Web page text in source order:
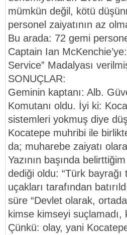
mümkün değil, kötü
personel zaiyatının az
Bu arada: 72 gemi
Captain Ian
Service” Madalyası
SONUÇLAR:
Geminin kaptanı: Alb.
Komutanı oldu. İyi ki:
sistemleri yokmuş diye
Kocatepe muhribi ile
da; muharebe zaiyatı
Yazının başında
dediği oldu: “Türk
uçakları tarafından
süre “Devlet olarak,
kimse kimseyi suçlamadı,
Çünkü: olay, yani